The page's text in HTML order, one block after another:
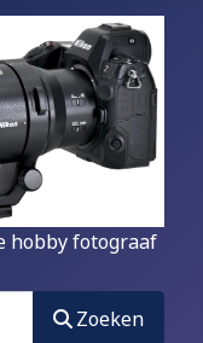
hobby fotograaf
Zoeken